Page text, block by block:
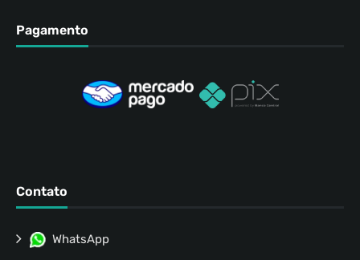
Pagamento
Contato
WhatsApp